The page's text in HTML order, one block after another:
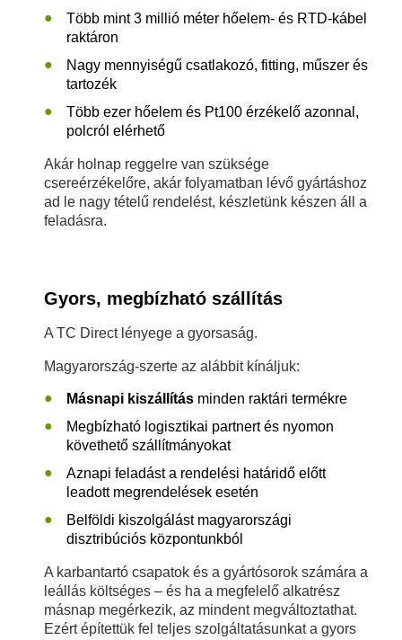
Több mint 3 millió méter hőelem- és RTD-kábel
raktáron
Nagy mennyiségű csatlakozó, fitting, műszer és
tartozék
Több ezer hőelem és Pt100 érzékelő azonnal,
polcról elérhető
Akár holnap reggelre van szüksége
csereérzékelőre, akár folyamatban lévő gyártáshoz
ad le nagy tételű rendelést, készletünk készen áll a
feladásra.
Gyors, megbízható szállítás
A TC Direct lényege a gyorsaság.
Magyarország-szerte az alábbit kínáljuk:
Másnapi kiszállításminden raktári termékre
Megbízható logisztikai partnert és nyomon
követhető szállítmányokat
Aznapi feladást a rendelési határidő előtt
leadott megrendelések esetén
Belföldi kiszolgálást magyarországi
disztribúciós központunkból
A karbantartó csapatok és a gyártósorok számára a
leállás költséges – és ha a megfelelő alkatrész
másnap megérkezik, az mindent megváltoztathat.
Ezért építettük fel teljes szolgáltatásunkat a gyors